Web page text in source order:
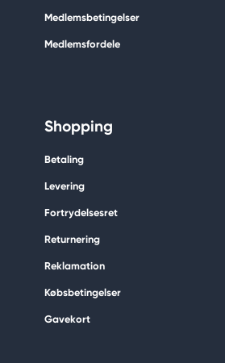
Medlemsbetingelser
Medlemsfordele
Shopping
Betaling
Levering
Fortrydelsesret
Returnering
Reklamation
Købsbetingelser
Gavekort